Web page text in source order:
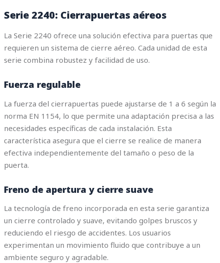
Serie 2240: Cierrapuertas aéreos
La Serie 2240 ofrece una solución efectiva para puertas que
requieren un sistema de cierre aéreo. Cada unidad de esta
serie combina robustez y facilidad de uso.
Fuerza regulable
La fuerza del cierrapuertas puede ajustarse de 1 a 6 según la
norma EN 1154, lo que permite una adaptación precisa a las
necesidades específicas de cada instalación. Esta
característica asegura que el cierre se realice de manera
efectiva independientemente del tamaño o peso de la
puerta.
Freno de apertura y cierre suave
La tecnología de freno incorporada en esta serie garantiza
un cierre controlado y suave, evitando golpes bruscos y
reduciendo el riesgo de accidentes. Los usuarios
experimentan un movimiento fluido que contribuye a un
ambiente seguro y agradable.